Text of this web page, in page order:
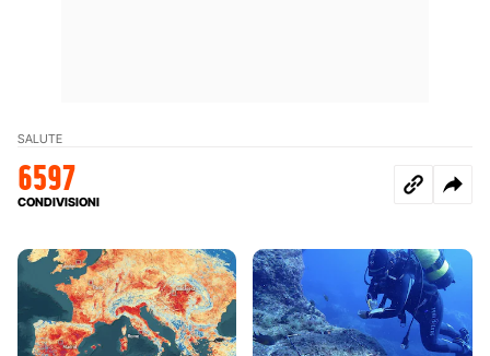
SALUTE
6597
CONDIVISIONI